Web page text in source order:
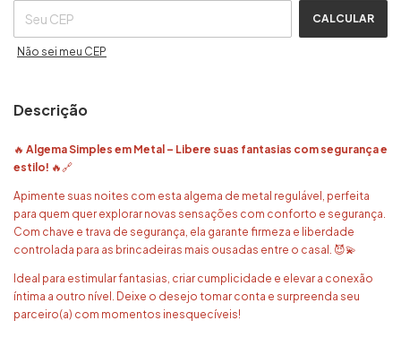
CALCULAR
Não sei meu CEP
Descrição
🔥 Algema Simples em Metal – Libere suas fantasias com segurança e
estilo! 🔥🔗
Apimente suas noites com esta algema de metal regulável, perfeita
para quem quer explorar novas sensações com conforto e segurança.
Com chave e trava de segurança, ela garante firmeza e liberdade
controlada para as brincadeiras mais ousadas entre o casal. 😈💫
Ideal para estimular fantasias, criar cumplicidade e elevar a conexão
íntima a outro nível. Deixe o desejo tomar conta e surpreenda seu
parceiro(a) com momentos inesquecíveis!